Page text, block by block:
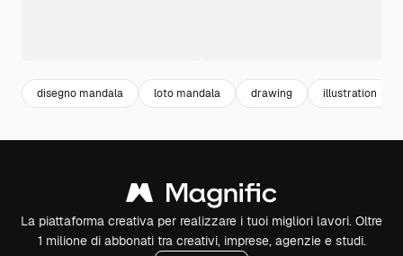
disegno mandala loto mandala drawing illustration
La piattaforma creativa per realizzare i tuoi migliori lavori. Oltre
1 milione di abbonati tra creativi, imprese, agenzie e studi.